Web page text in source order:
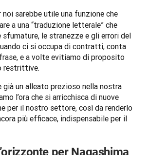
noi sarebbe utile una funzione che
a una “traduzione letterale” che
le stranezze e gli errori del
ci si occupa di contratti, conta
e a volte evitiamo di proposito
restrittive.
già un alleato prezioso nella nostra
l’ora che si arricchisca di nuove
per il nostro settore, così da renderlo
più efficace, indispensabile per il
per Nagashima